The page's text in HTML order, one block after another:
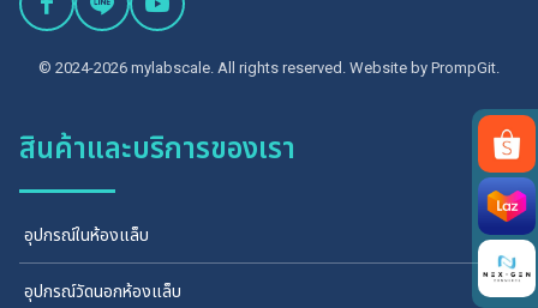
Search
for:
© 2024-2026 mylabscale. All rights reserved. Website by PrompGit.
สินค้าและบริการของเรา
อุปกรณ์ในห้องแล็บ
อุปกรณ์วัดนอกห้องแล็บ